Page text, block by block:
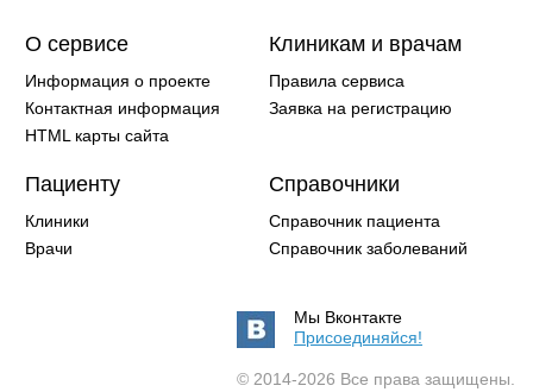
О сервисе
Информация о проекте
Контактная информация
HTML карты сайта
Клиникам и врачам
Правила сервиса
Заявка на регистрацию
Пациенту
Клиники
Врачи
Справочники
Справочник пациента
Справочник заболеваний
Мы Вконтакте
Присоединяйся!
© 2014-2026 Все права защищены.